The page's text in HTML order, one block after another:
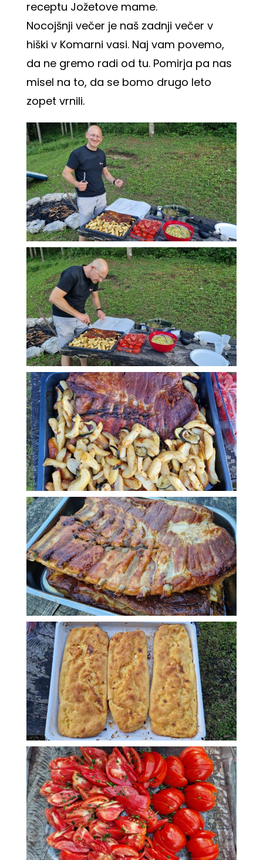
receptu Jožetove mame.
Nocojšnji večer je naš zadnji večer v
hiški v Komarni vasi. Naj vam povemo,
da ne gremo radi od tu. Pomirja pa nas
misel na to, da se bomo drugo leto
zopet vrnili.